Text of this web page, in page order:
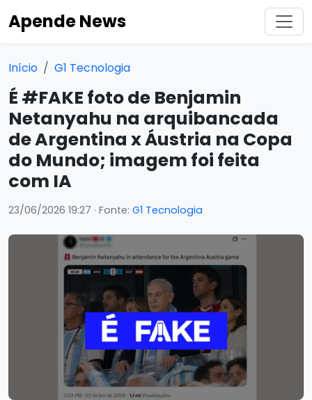
Apende News
Início G1 Tecnologia
É #FAKE foto de Benjamin
Netanyahu na arquibancada
de Argentina x Áustria na Copa
do Mundo; imagem foi feita
com IA
23/06/2026 19:27 · Fonte: G1 Tecnologia